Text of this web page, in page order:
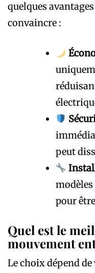
quelques
convaincre :
peut
modèles
pour
Quel est le
mouvement
Le choix dépend